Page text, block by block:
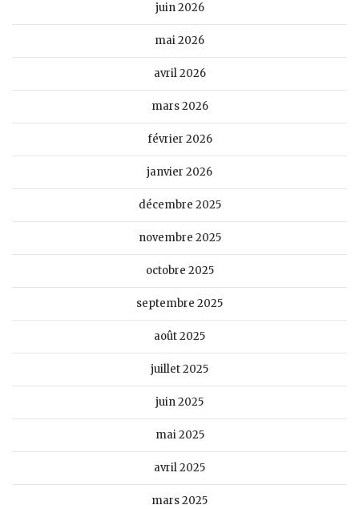
juin 2026
mai 2026
avril 2026
mars 2026
février 2026
janvier 2026
décembre 2025
novembre 2025
octobre 2025
septembre 2025
août 2025
juillet 2025
juin 2025
mai 2025
avril 2025
mars 2025